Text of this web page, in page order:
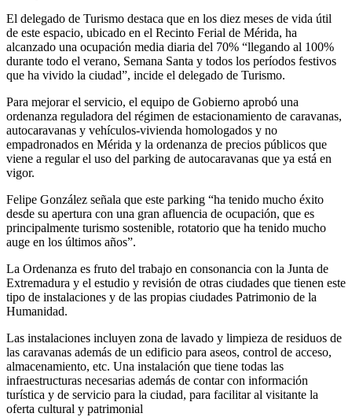
El delegado de Turismo destaca que en los diez meses de vida útil
de este espacio, ubicado en el Recinto Ferial de Mérida, ha
alcanzado una ocupación media diaria del 70% “llegando al 100%
durante todo el verano, Semana Santa y todos los períodos festivos
que ha vivido la ciudad”, incide el delegado de Turismo.
Para mejorar el servicio, el equipo de Gobierno aprobó una
ordenanza reguladora del régimen de estacionamiento de caravanas,
autocaravanas y vehículos-vivienda homologados y no
empadronados en Mérida y la ordenanza de precios públicos que
viene a regular el uso del parking de autocaravanas que ya está en
vigor.
Felipe González señala que este parking “ha tenido mucho éxito
desde su apertura con una gran afluencia de ocupación, que es
principalmente turismo sostenible, rotatorio que ha tenido mucho
auge en los últimos años”.
La Ordenanza es fruto del trabajo en consonancia con la Junta de
Extremadura y el estudio y revisión de otras ciudades que tienen este
tipo de instalaciones y de las propias ciudades Patrimonio de la
Humanidad.
Las instalaciones incluyen zona de lavado y limpieza de residuos de
las caravanas además de un edificio para aseos, control de acceso,
almacenamiento, etc. Una instalación que tiene todas las
infraestructuras necesarias además de contar con información
turística y de servicio para la ciudad, para facilitar al visitante la
oferta cultural y patrimonial